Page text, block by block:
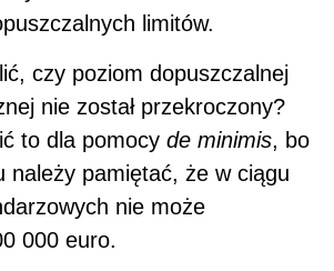
limitów.
czy poziom dopuszczalnej
nie został przekroczony?
to dla pomocy de minimis, bo
należy pamiętać, że w ciągu
nie może
000 euro.